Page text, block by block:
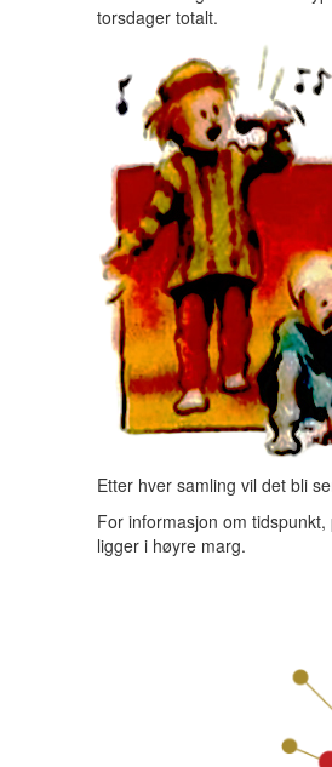
torsdager totalt.
Etter hver samling vil det bli
For informasjon om
ligger i høyre marg.